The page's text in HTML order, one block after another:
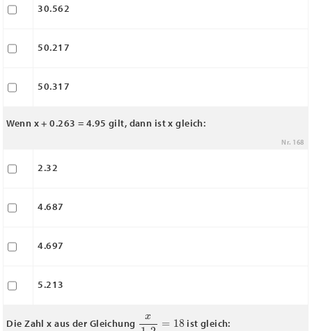
30.562
50.217
50.317
Wenn x + 0.263 = 4.95 gilt, dann ist x gleich:
Nr. 168
2.32
4.687
4.697
5.213
Die Zahl x aus der Gleichung 1, 18 ist gleich: